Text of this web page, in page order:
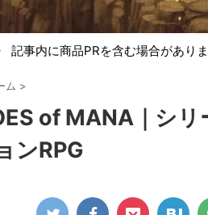
記事内に商品PRを含む場合がありま
ム >
of MANA｜シ
ンRPG